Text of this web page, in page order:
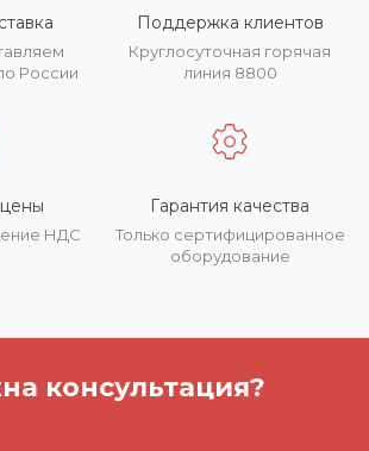
России
Поддержка клиентов
Круглосуточная горячая
линия 8800
НДС
Гарантия качества
Только сертифицированное
оборудование
консультация?